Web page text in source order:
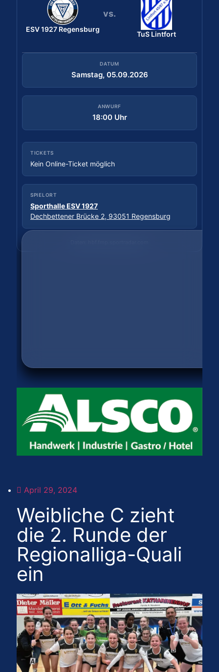
April 29, 2024
Weibliche C zieht
die 2. Runde der
Regionalliga-Quali
ein
Bergischer HC
ESV 1927 Regensburg
DATUM
Samstag, 29.08.2026
ANWURF
18:30 Uhr
TICKETS
SPIELORT
Wittkuller Straße, 42719 Solingen
Daten: hbf.fmp.sportradar.com
ESV 1927 Regensburg
vs.
TuS Lintfort
DATUM
Samstag, 05.09.2026
ANWURF
18:00 Uhr
TICKETS
Kein Online-Ticket möglich
SPIELORT
Sporthalle ESV 1927
Dechbettener Brücke 2, 93051 Regensburg